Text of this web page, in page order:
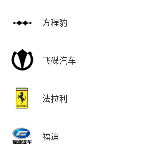
方程豹
飞碟汽车
法拉利
福迪